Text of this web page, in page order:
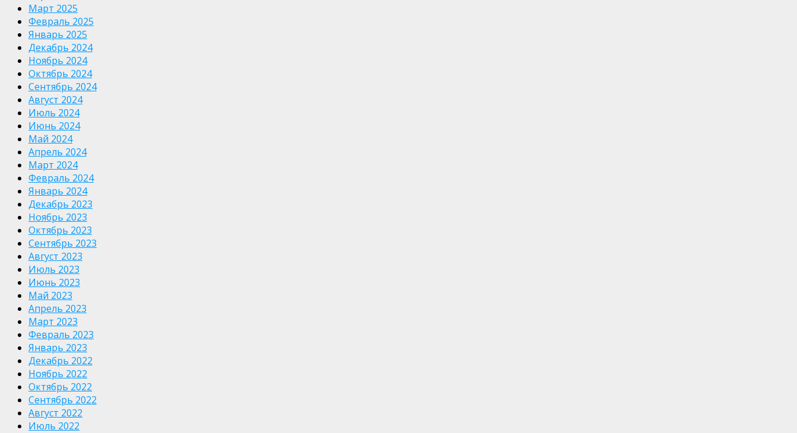
Март 2025
Февраль 2025
Январь 2025
Декабрь 2024
Ноябрь 2024
Октябрь 2024
Сентябрь 2024
Август 2024
Июль 2024
Июнь 2024
Май 2024
Апрель 2024
Март 2024
Февраль 2024
Январь 2024
Декабрь 2023
Ноябрь 2023
Октябрь 2023
Сентябрь 2023
Август 2023
Июль 2023
Июнь 2023
Май 2023
Апрель 2023
Март 2023
Февраль 2023
Январь 2023
Декабрь 2022
Ноябрь 2022
Октябрь 2022
Сентябрь 2022
Август 2022
Июль 2022